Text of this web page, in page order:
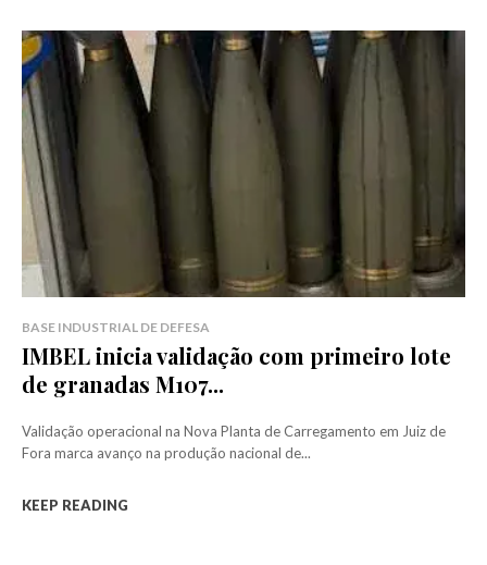
BASE INDUSTRIAL DE DEFESA
IMBEL inicia validação com primeiro lote
de granadas M107...
Validação operacional na Nova Planta de Carregamento em Juiz de
Fora marca avanço na produção nacional de...
KEEP READING